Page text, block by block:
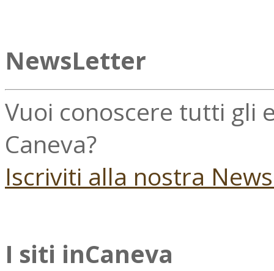
NewsLetter
Vuoi conoscere tutti gli
Caneva?
Iscriviti alla nostra
I siti inCaneva